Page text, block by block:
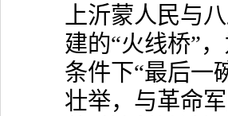
上沂蒙人民与
建的“火线桥”
条件下“最后一
壮举，与革命